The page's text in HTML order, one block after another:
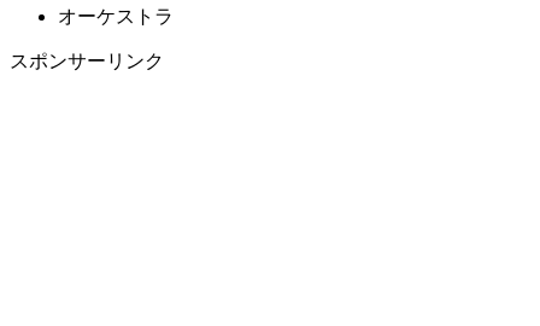
オーケストラ
スポンサーリンク